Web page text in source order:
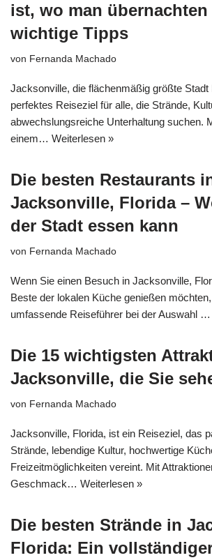
ist, wo man
wichtige Tipps
von Fernanda Machado
Jacksonville, die flächenmäßig größte Stadt
perfektes Reiseziel für alle, die Strände,
abwechslungsreiche Unterhaltung suchen.
einem… Weiterlesen »
Die besten Restaurants
Jacksonville, Florida –
der Stadt essen kann
von Fernanda Machado
Wenn Sie einen Besuch in Jacksonville,
Beste der lokalen Küche genießen
umfassende Reiseführer bei der Auswahl …
Die 15 wichtigsten
Jacksonville, die Sie
von Fernanda Machado
Jacksonville, Florida, ist ein Reiseziel, das
Strände, lebendige Kultur, hochwertige
Freizeitmöglichkeiten vereint. Mit
Geschmack… Weiterlesen »
Die besten Strände in
Florida: Ein